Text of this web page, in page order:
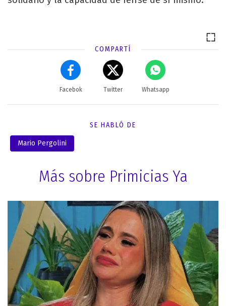
COMPARTÍ
Facebok Twitter Whatsapp
SE HABLÓ DE
Mario Pergolini
Más sobre Primicias Ya